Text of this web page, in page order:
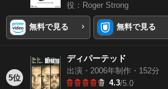
役：Roger Strong
無料で見る 無料で見る
5位
ディパーテッド
出演・2006年制作・152分
4.3/5.0